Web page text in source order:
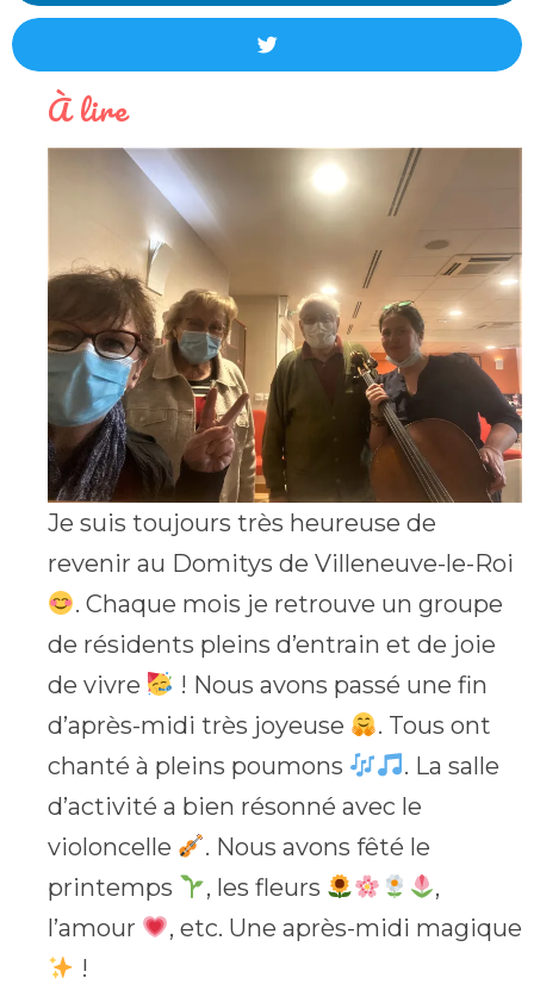
À lire
Je suis toujours très heureuse de
revenir au Domitys de Villeneuve-le-Roi
. Chaque mois je retrouve un groupe
de résidents pleins d’entrain et de joie
de vivre
! Nous avons passé une fin
d’après-midi très joyeuse
. Tous ont
chanté à pleins poumons
. La salle
d’activité a bien résonné avec le
violoncelle
. Nous avons fêté le
printemps
, les fleurs
,
l’amour
, etc. Une après-midi magique
!